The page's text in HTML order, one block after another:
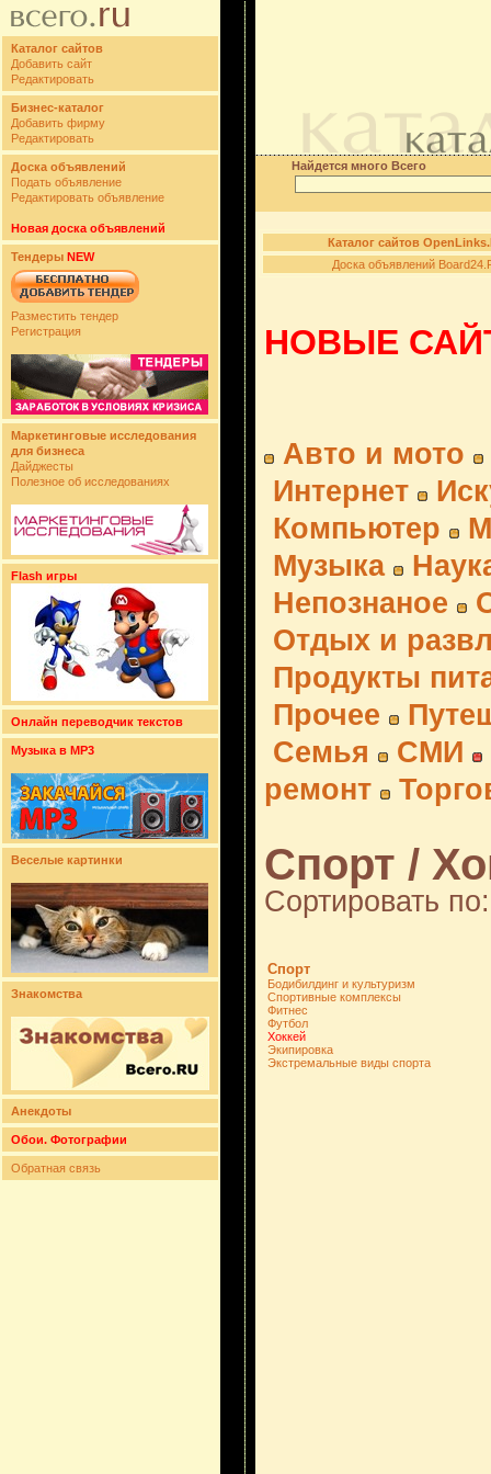
Каталог сайтов
Добавить сайт
Редактировать
Бизнес-каталог
Добавить фирму
Редактировать
Доска объявлений
Подать объявление
Редактировать объявление
Новая доска объявлений
Тендеры NEW
Разместить тендер
Регистрация
Маркетинговые исследования
для бизнеса
Дайджесты
Полезное об исследованиях
Flash игры
Онлайн переводчик текстов
Музыка в MP3
Веселые картинки
Знакомства
Анекдоты
Обои. Фотографии
Обратная связь
Найдется много Всего
Каталог сайтов
Доска объявлений
НОВЫЕ
Авто и мото
Интернет
Компьютер
Музыка
Непознаное
Отдых и
Продукты
Прочее
Семья
СМИ
ремонт
Спорт /
Сортировать
Спорт
Бодибилдинг и культуризм
Спортивные комплексы
Фитнес
Футбол
Хоккей
Экипировка
Экстремальные виды спорта